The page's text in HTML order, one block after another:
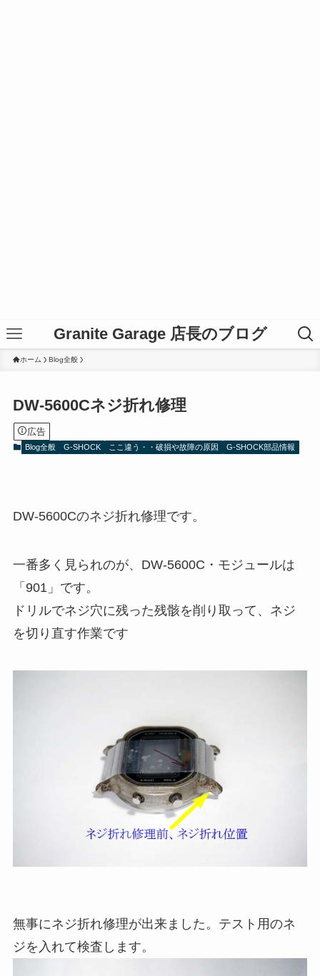
Granite Garage 店長のブログ
ホーム Blog全般
DW-5600Cネジ折れ修理
広告
Blog全般 G-SHOCK ここ違う・・破損や故障の原因 G-SHOCK部品情報
DW-5600Cのネジ折れ修理です。
一番多く見られのが、DW-5600C・モジュールは
「901」です。
ドリルでネジ穴に残った残骸を削り取って、ネジ
を切り直す作業です
無事にネジ折れ修理が出来ました。テスト用のネ
ジを入れて検査します。